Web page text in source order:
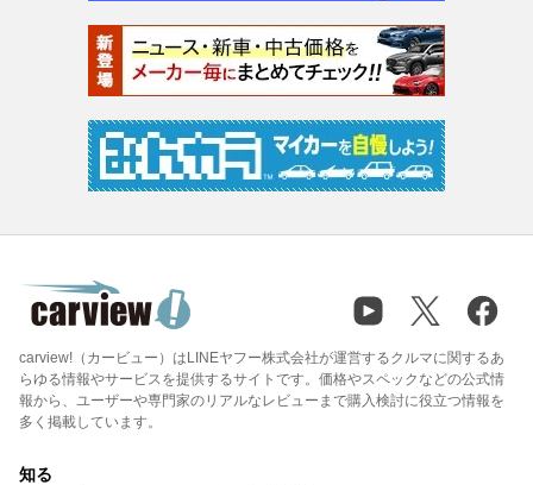
carview!（カービュー）はLINEヤフー株式会社が運営するクルマに関するあ
らゆる情報やサービスを提供するサイトです。価格やスペックなどの公式情
報から、ユーザーや専門家のリアルなレビューまで購入検討に役立つ情報を
多く掲載しています。
知る